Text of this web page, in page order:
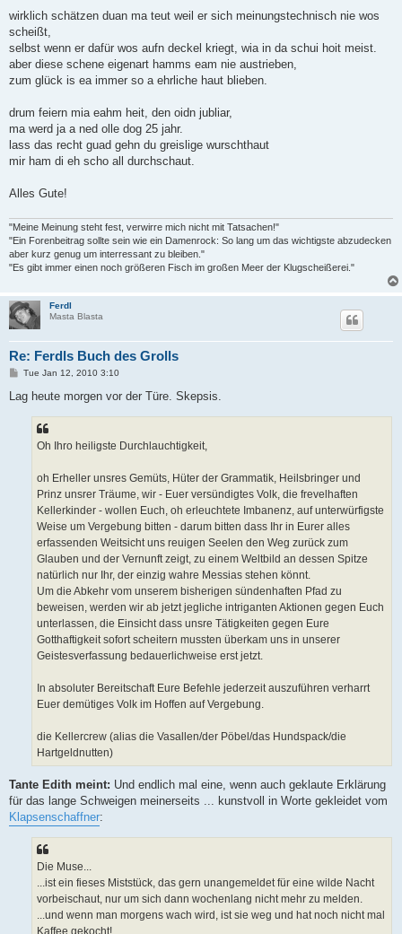
wirklich schätzen duan ma teut weil er sich meinungstechnisch nie wos
scheißt,
selbst wenn er dafür wos aufn deckel kriegt, wia in da schui hoit meist.
aber diese schene eigenart hamms eam nie austrieben,
zum glück is ea immer so a ehrliche haut blieben.
drum feiern mia eahm heit, den oidn jubliar,
ma werd ja a ned olle dog 25 jahr.
lass das recht guad gehn du greislige wurschthaut
mir ham di eh scho all durchschaut.
Alles Gute!
"Meine Meinung steht fest, verwirre mich nicht mit Tatsachen!"
"Ein Forenbeitrag sollte sein wie ein Damenrock: So lang um das wichtigste abzudecken
aber kurz genug um interressant zu bleiben."
"Es gibt immer einen noch größeren Fisch im großen Meer der Klugscheißerei."
Ferdl
Masta Blasta
Re: Ferdls Buch des Grolls
P
s
Tue Jan 12, 2010 3:10
Lag heute morgen vor der Türe. Skepsis.
Oh Ihro heiligste Durchlauchtigkeit,
oh Erheller unsres Gemüts, Hüter der Grammatik, Heilsbringer und
Prinz unsrer Träume, wir - Euer versündigtes Volk, die frevelhaften
Kellerkinder - wollen Euch, oh erleuchtete Imbanenz, auf unterwürfigste
Weise um Vergebung bitten - darum bitten dass Ihr in Eurer alles
erfassenden Weitsicht uns reuigen Seelen den Weg zurück zum
Glauben und der Vernunft zeigt, zu einem Weltbild an dessen Spitze
natürlich nur Ihr, der einzig wahre Messias stehen könnt.
Um die Abkehr vom unserem bisherigen sündenhaften Pfad zu
beweisen, werden wir ab jetzt jegliche intriganten Aktionen gegen Euch
unterlassen, die Einsicht dass unsre Tätigkeiten gegen Eure
Gotthaftigkeit sofort scheitern mussten überkam uns in unserer
Geistesverfassung bedauerlichweise erst jetzt.
In absoluter Bereitschaft Eure Befehle jederzeit auszuführen verharrt
Euer demütiges Volk im Hoffen auf Vergebung.
die Kellercrew (alias die Vasallen/der Pöbel/das Hundspack/die
Hartgeldnutten)
Tante Edith meint: Und endlich mal eine, wenn auch geklaute Erklärung
für das lange Schweigen meinerseits ... kunstvoll in Worte gekleidet vom
Klapsenschaffner:
Die Muse...
...ist ein fieses Miststück, das gern unangemeldet für eine wilde Nacht
vorbeischaut, nur um sich dann wochenlang nicht mehr zu melden.
...und wenn man morgens wach wird, ist sie weg und hat noch nicht mal